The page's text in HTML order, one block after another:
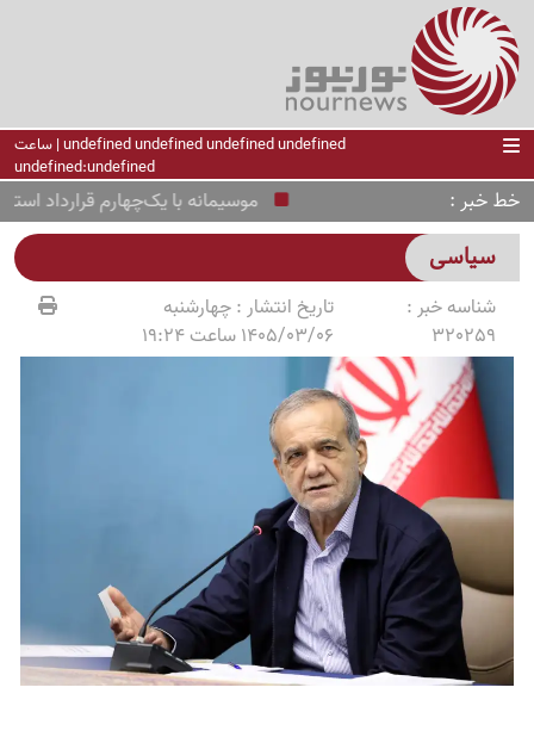
undefined undefined undefined undefined | ساعت
undefined:undefined
خط خبر موسیمانه با یک‌چهارم قرارداد
سیاسی
شناسه خبر :
320259
تاریخ انتشار :چهارشنبه
1405/03/06 ساعت 19:24